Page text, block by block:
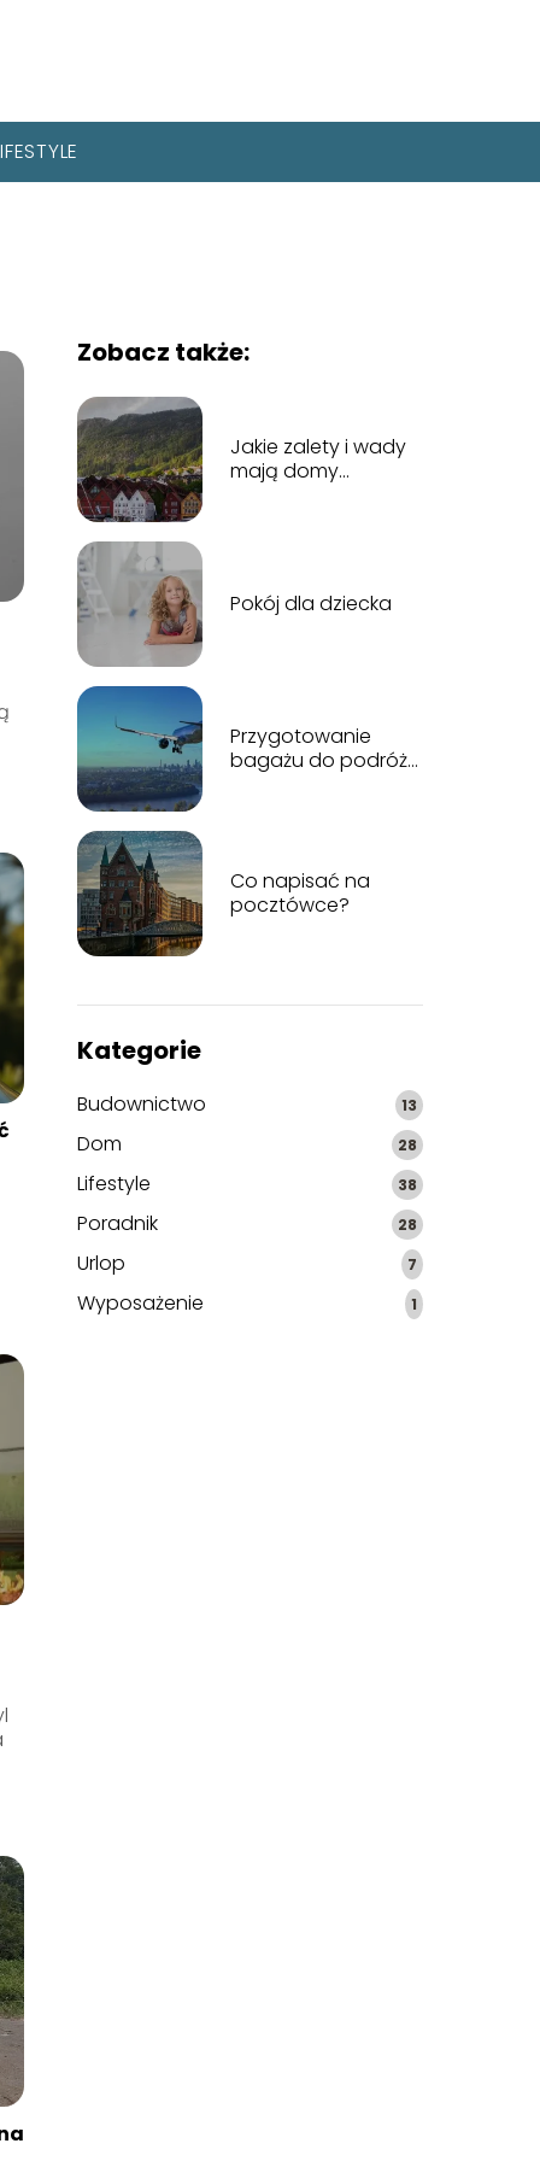
Zobacz także:
Jakie zalety i wady
mają domy
Pokój dla dziecka
Przygotowanie
bagażu do podróży,
Co napisać na
pocztówce?
Kategorie
Budownictwo 13
Dom 28
Lifestyle 38
Poradnik 28
Urlop 7
Wyposażenie 1